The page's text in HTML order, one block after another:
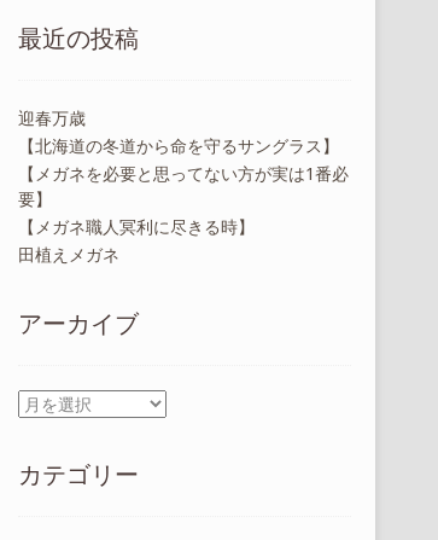
最近の投稿
迎春万歳
【北海道の冬道から命を守るサングラス】
【メガネを必要と思ってない方が実は1番必
要】
【メガネ職人冥利に尽きる時】
田植えメガネ
アーカイブ
ア
イ
カテゴリー